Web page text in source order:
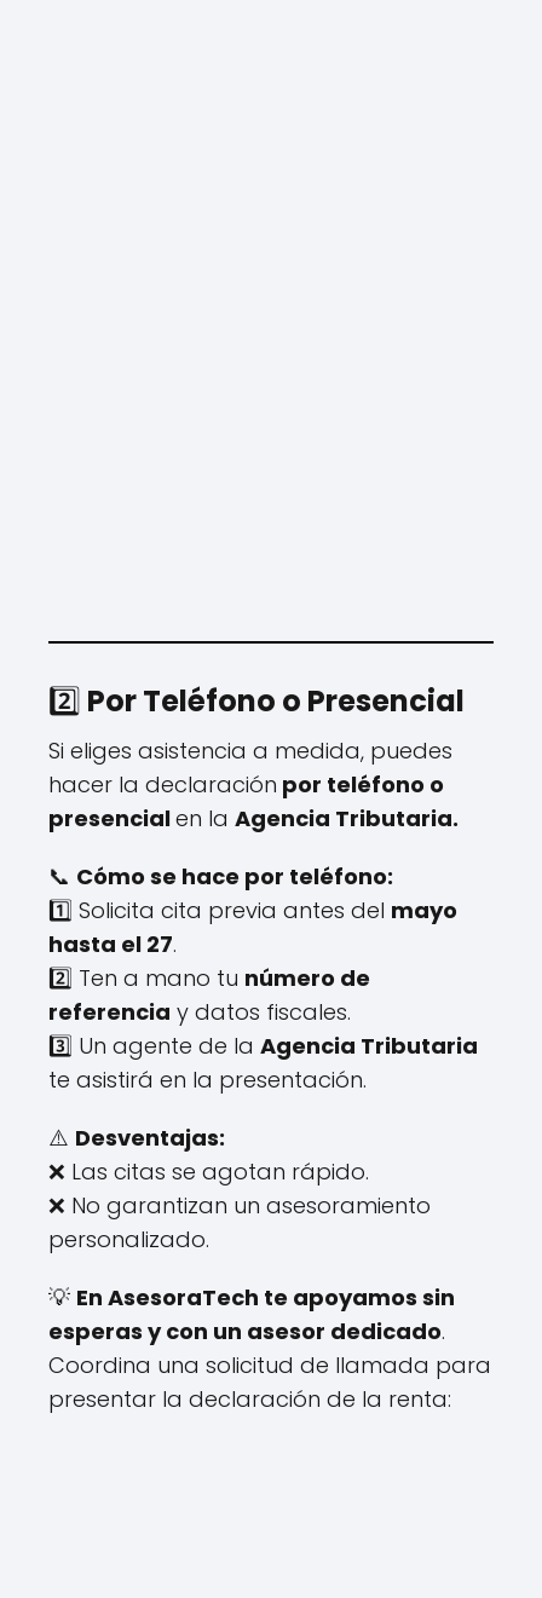
2️⃣ Por Teléfono o Presencial
Si eliges asistencia a medida, puedes
hacer la declaración por teléfono o
presencialen la Agencia Tributaria.
📞 Cómo se hace por teléfono:
1️⃣ Solicita cita previa antes del mayo
hasta el 27.
2️⃣ Ten a mano tu número de
referencia y datos fiscales.
3️⃣ Un agente de la Agencia Tributaria
te asistirá en la presentación.
⚠️ Desventajas:
❌ Las citas se agotan rápido.
❌ No garantizan un asesoramiento
personalizado.
💡 En AsesoraTech te apoyamos sin
esperas y con un asesor dedicado.
Coordina una solicitud de llamada para
presentar la declaración de la renta: